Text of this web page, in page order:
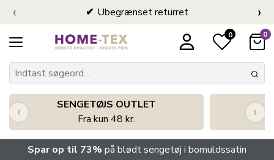
Ubegrænset returret
‹ ›
0 0
SENGETØJS OUTLET
Fra kun 48 kr.
‹ ›
Spar op til 73% på blødt sengetøj i bomuldssatin